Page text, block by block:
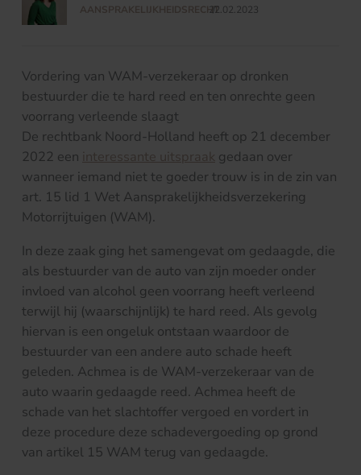
AANSPRAKELIJKHEIDSRECHT
/
22.02.2023
Vordering van WAM-verzekeraar op dronken
bestuurder die te hard reed en ten onrechte geen
voorrang verleende slaagt
De rechtbank Noord-Holland heeft op 21 december
2022 een interessante uitspraak gedaan over
wanneer iemand niet te goeder trouw is in de zin van
art. 15 lid 1 Wet Aansprakelijkheidsverzekering
Motorrijtuigen (WAM).
In deze zaak ging het samengevat om gedaagde, die
als bestuurder van de auto van zijn moeder onder
invloed van alcohol geen voorrang heeft verleend
terwijl hij (waarschijnlijk) te hard reed. Als gevolg
hiervan is een ongeluk ontstaan waardoor de
bestuurder van een andere auto schade heeft
geleden. Achmea is de WAM-verzekeraar van de
auto waarin gedaagde reed. Achmea heeft de
schade van het slachtoffer vergoed en vordert in
deze procedure deze schadevergoeding op grond
van artikel 15 WAM terug van gedaagde.